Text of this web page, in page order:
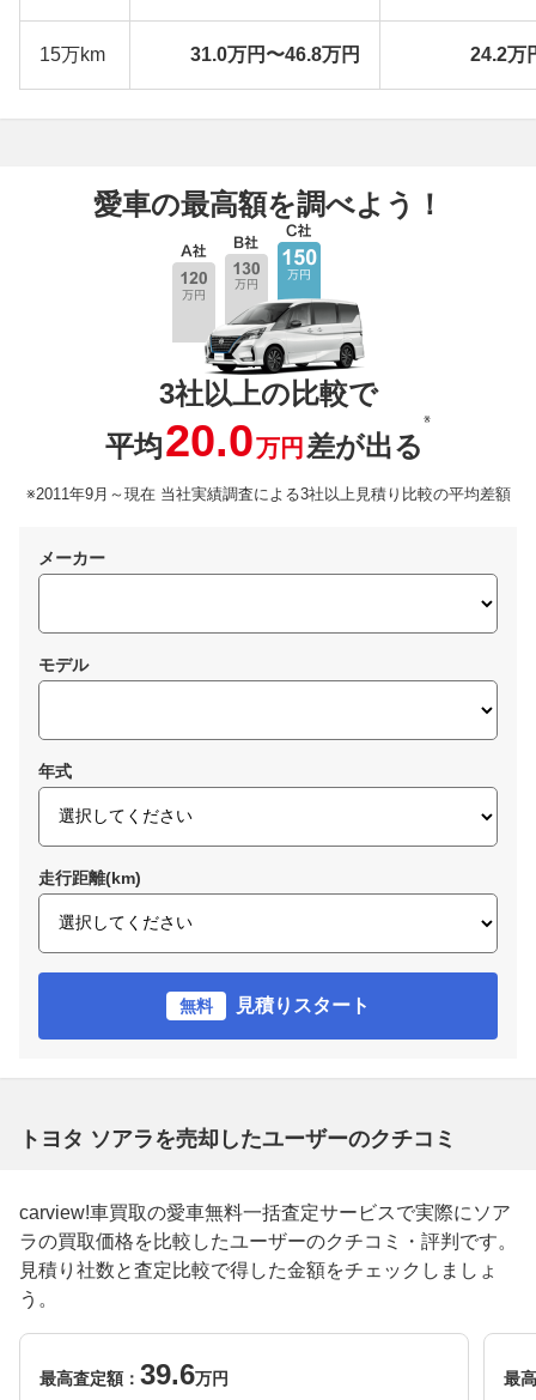
15万km 31.0万円〜46.8万円 24.2万
愛車の最高額を調べよう！
3社以上の比較で
平均20.0万円 差が出る
※
※2011年9月～現在 当社実績調査による3社以上見積り比較の平均差額
メーカー
モデル
年式
走行距離(km)
無料 見積りスタート
トヨタ ソアラを売却したユーザーのクチコミ
carview!車買取の愛車無料一括査定サービスで実際にソア
ラの買取価格を比較したユーザーのクチコミ・評判です。
見積り社数と査定比較で得した金額をチェックしましょ
う。
最高査定額： 39.6万円 最